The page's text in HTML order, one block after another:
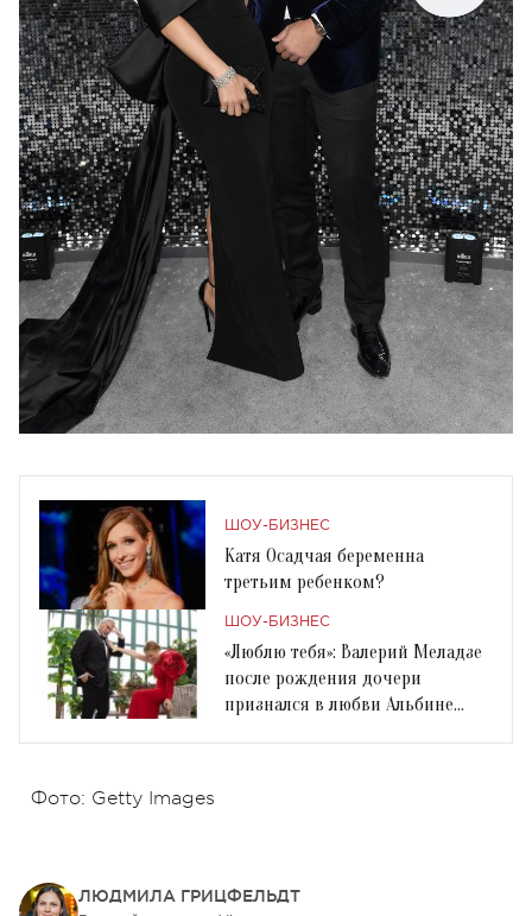
ШОУ-БИЗНЕС
Катя Осадчая беременна
третьим ребенком?
ШОУ-БИЗНЕС
«Люблю тебя»: Валерий Меладзе
после рождения дочери
признался в любви Альбине
Фото: Getty Images
ЛЮДМИЛА ГРИЦФЕЛЬДТ